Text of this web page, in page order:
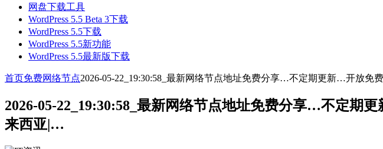
网盘下载工具
WordPress 5.5 Beta 3下载
WordPress 5.5下载
WordPress 5.5新功能
WordPress 5.5最新版下载
首页免费网络节点2026-05-22_19:30:58_最新网络节点地址免费分享…不定期更新…开放免
2026-05-22_19:30:58_最新网络节点地址免费分享…不定期
来西亚|…